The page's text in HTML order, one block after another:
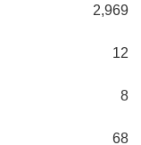
2,969
12
8
68